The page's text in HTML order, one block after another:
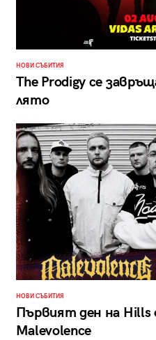
НОВИ СЪБИТИЯ
The Prodigy се
лято
НОВИ СЪБИТИЯ
Първият ден на Hills
Malevolence